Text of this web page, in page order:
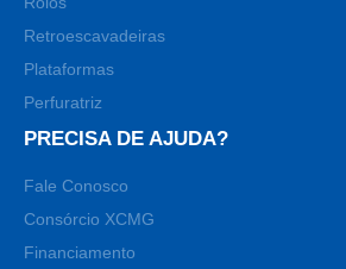
Retroescavadeiras
Plataformas
Perfuratriz
PRECISA DE AJUDA?
Fale Conosco
Consórcio XCMG
Financiamento